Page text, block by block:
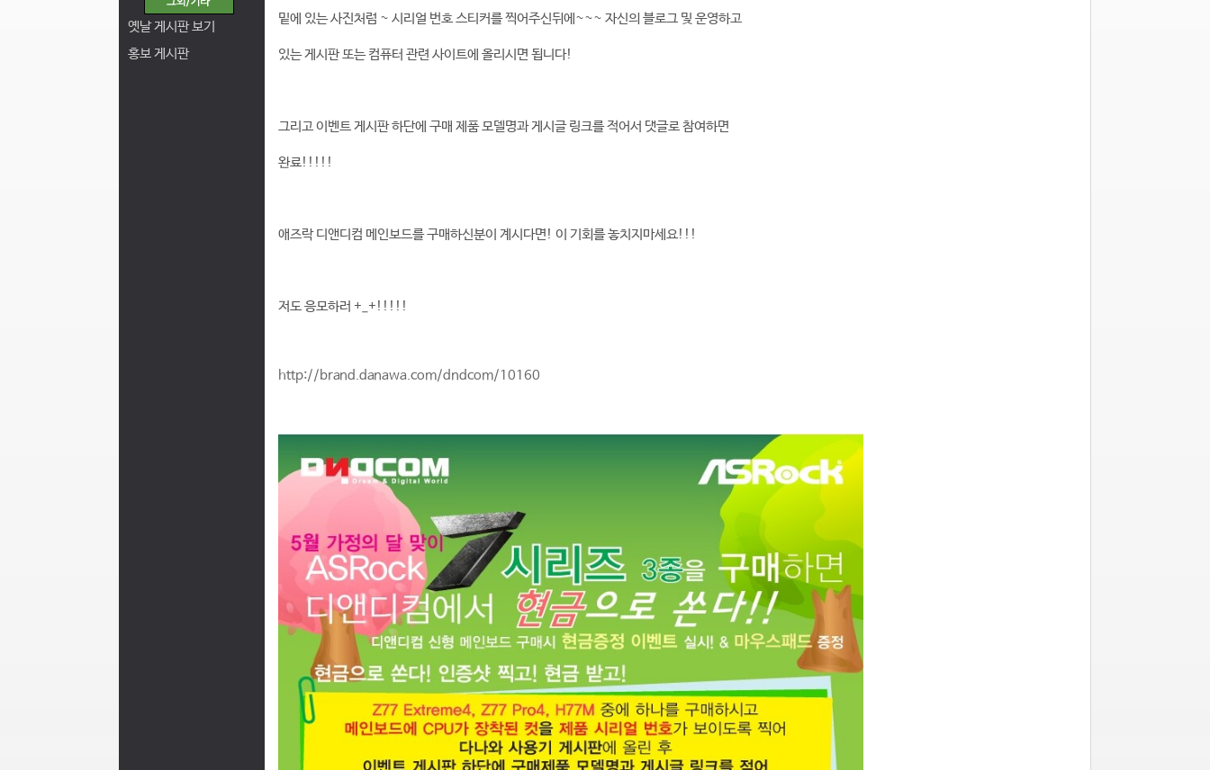
옛날 게시판 보기
홍보 게시판
밑에 있는 사진처럼 ~ 시리얼 번호 스티커를 찍어주신뒤에~~~ 자신의 블로그 및 운영하고
있는 게시판 또는 컴퓨터 관련 사이트에 올리시면 됩니다!
그리고 이벤트 게시판 하단에 구매 제품 모델명과 게시글 링크를 적어서 댓글로 참여하면
완료!!!!!
애즈락 디앤디컴 메인보드를 구매하신분이 계시다면! 이 기회를 놓치지마세요!!!
저도 응모하러 +_+!!!!!
http://brand.danawa.com/dndcom/10160